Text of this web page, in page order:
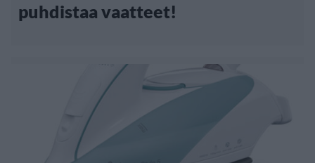
puhdistaa vaatteet!